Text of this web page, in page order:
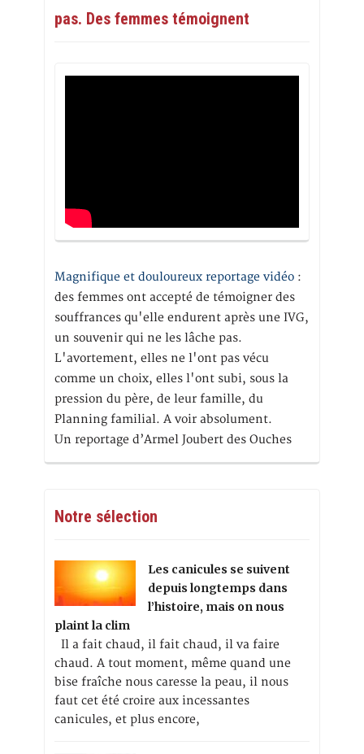
pas. Des femmes témoignent
Magnifique et douloureux reportage vidéo :
des femmes ont accepté de témoigner des
souffrances qu'elle endurent après une IVG,
un souvenir qui ne les lâche pas.
L'avortement, elles ne l'ont pas vécu
comme un choix, elles l'ont subi, sous la
pression du père, de leur famille, du
Planning familial. A voir absolument.
Un reportage d’Armel Joubert des Ouches
Notre sélection
Les canicules se suivent
depuis longtemps dans
l’histoire, mais on nous
plaint la clim
Il a fait chaud, il fait chaud, il va faire
chaud. A tout moment, même quand une
bise fraîche nous caresse la peau, il nous
faut cet été croire aux incessantes
canicules, et plus encore,